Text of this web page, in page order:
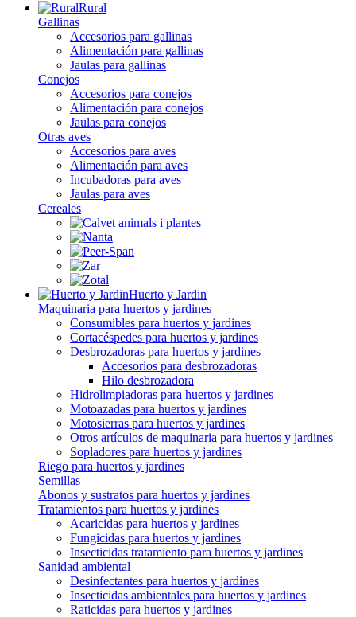
Rural
Gallinas
Accesorios para gallinas
Alimentación para gallinas
Jaulas para gallinas
Conejos
Accesorios para conejos
Alimentación para conejos
Jaulas para conejos
Otras aves
Accesorios para aves
Alimentación para aves
Incubadoras para aves
Jaulas para aves
Cereales
Huerto y Jardin
Maquinaria para huertos y jardines
Consumibles para huertos y jardines
Cortacéspedes para huertos y jardines
Desbrozadoras para huertos y jardines
Accesorios para desbrozadoras
Hilo desbrozadora
Hidrolimpiadoras para huertos y jardines
Motoazadas para huertos y jardines
Motosierras para huertos y jardines
Otros artículos de maquinaria para huertos y jardines
Sopladores para huertos y jardines
Riego para huertos y jardines
Semillas
Abonos y sustratos para huertos y jardines
Tratamientos para huertos y jardines
Acaricidas para huertos y jardines
Fungicidas para huertos y jardines
Insecticidas tratamiento para huertos y jardines
Sanidad ambiental
Desinfectantes para huertos y jardines
Insecticidas ambientales para huertos y jardines
Raticidas para huertos y jardines